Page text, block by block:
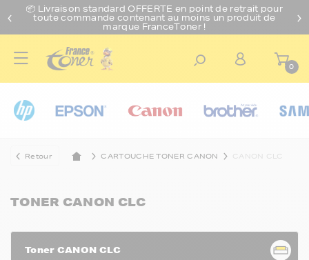
📦 Livraison standard OFFERTE en point de retrait pour
toute commande contenant au moins un produit de
marque FranceToner !
0
Retour CARTOUCHE TONER CANON CANON CLC
TONER CANON CLC
Toner CANON CLC